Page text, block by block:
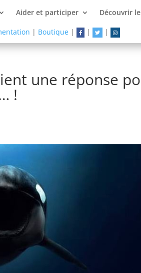
Aider et participer Découvrir
| Boutique| | |
une réponse
!